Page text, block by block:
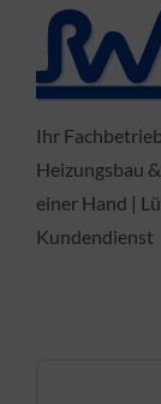
Ihr
Heizungsbau
einer Hand |
Kundendienst